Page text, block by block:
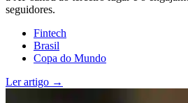
seguidores.
Fintech
Brasil
Copa do Mundo
Ler artigo →